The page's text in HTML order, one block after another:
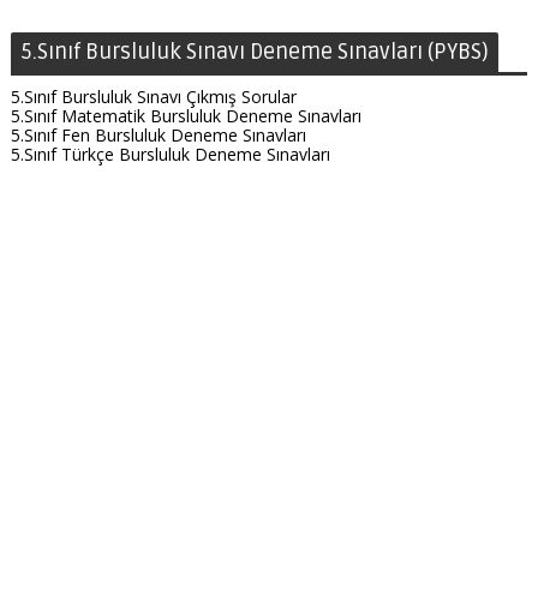
5.Sınıf Bursluluk Sınavı Deneme Sınavları (PYBS)
5.Sınıf Bursluluk Sınavı Çıkmış Sorular
5.Sınıf Matematik Bursluluk Deneme Sınavları
5.Sınıf Fen Bursluluk Deneme Sınavları
5.Sınıf Türkçe Bursluluk Deneme Sınavları